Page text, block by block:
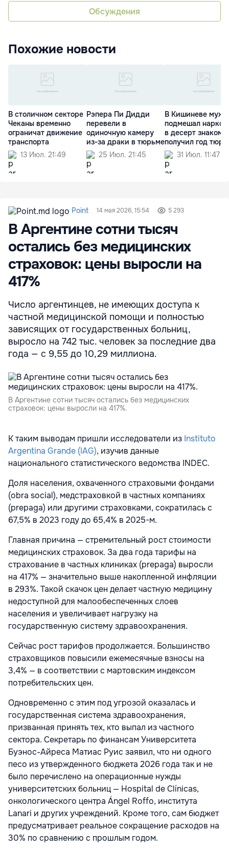
Обсуждения
Похожие новости
В столичном секторе
Чеканы временно
ограничат движение
транспорта
13 Июл. 21:49
Рэпера Пи Дидди
перевели в
одиночную камеру
из-за драки в тюрьме
25 Июл. 21:45
В Кишиневе
подмешал
в десерт
получил год
31 Июл. 11:47
Point 14 мая 2026, 15:54 5 293
В Аргентине сотни тысяч
остались без медицинских
страховок: цены выросли на
417%
Число аргентинцев, не имеющих доступа к
частной медицинской помощи и полностью
зависящих от государственных больниц,
выросло на 742 тыс. человек за последние два
года — с 9,55 до 10,29 миллиона.
В Аргентине сотни тысяч остались без медицинских
страховок: цены выросли на 417%.
К таким выводам пришли исследователи из Instituto
Argentina Grande (IAG), изучив данные
национального статистического ведомства INDEC.
Доля населения, охваченного страховыми фондами
(obra social), медстраховкой в частных компаниях
(prepaga) или другими страховками, сократилась с
67,5% в 2023 году до 65,4% в 2025-м.
Главная причина — стремительный рост стоимости
медицинских страховок. За два года тарифы на
страхование в частных клиниках (prepaga) выросли
на 417% — значительно выше накопленной инфляции
в 293%. Такой скачок цен делает частную медицину
недоступной для малообеспеченных слоев
населения и увеличивает нагрузку на
государственную систему здравоохранения.
Сейчас рост тарифов продолжается. Большинство
страховщиков повысили ежемесячные взносы на
3,4% — в соответствии с мартовским индексом
потребительских цен.
Одновременно с этим под угрозой оказалась и
государственная система здравоохранения,
призванная принять тех, кто выпал из частного
сектора. Секретарь по финансам Университета
Буэнос-Айреса Матиас Руис заявил, что ни одного
песо из утвержденного бюджета 2026 года так и не
было перечислено на операционные нужды
университетских больниц — Hospital de Clínicas,
онкологического центра Ángel Roffo, института
Lanari и других учреждений. Кроме того, сам бюджет
предусматривает реальное сокращение расходов на
30% по сравнению с прошлым годом.